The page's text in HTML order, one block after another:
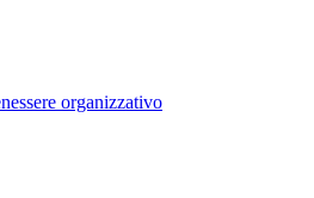
organizzativo